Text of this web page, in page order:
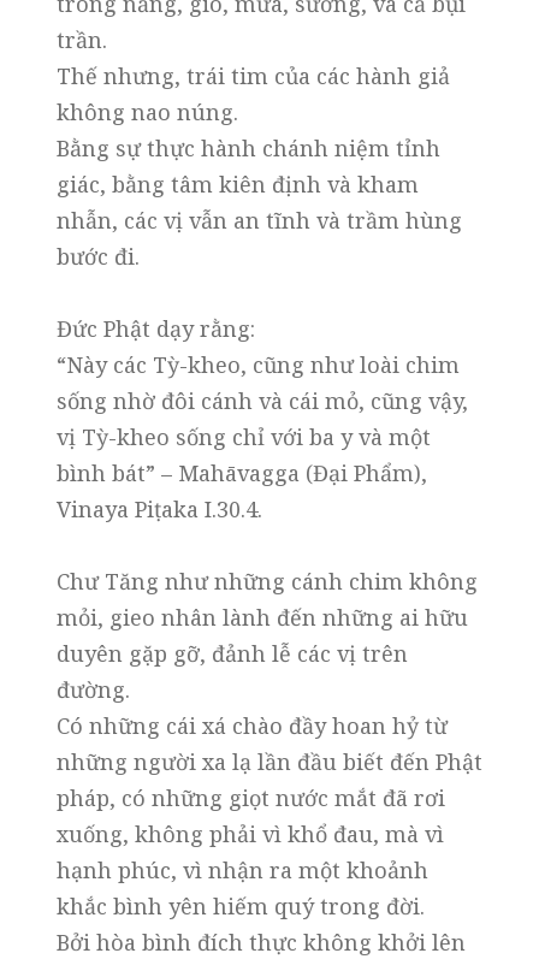
trần.
Thế nhưng, trái tim của các hành giả
không nao núng.
Bằng sự thực hành chánh niệm tỉnh
giác, bằng tâm kiên định và kham
nhẫn, các vị vẫn an tĩnh và trầm hùng
bước đi.
Đức Phật dạy rằng:
“Này các Tỳ-kheo, cũng như loài chim
sống nhờ đôi cánh và cái mỏ, cũng vậy,
vị Tỳ-kheo sống chỉ với ba y và một
bình bát” – Mahāvagga (Đại Phẩm),
Vinaya Piṭaka I.30.4.
Chư Tăng như những cánh chim không
mỏi, gieo nhân lành đến những ai hữu
duyên gặp gỡ, đảnh lễ các vị trên
đường.
Có những cái xá chào đầy hoan hỷ từ
những người xa lạ lần đầu biết đến Phật
pháp, có những giọt nước mắt đã rơi
xuống, không phải vì khổ đau, mà vì
hạnh phúc, vì nhận ra một khoảnh
khắc bình yên hiếm quý trong đời.
Bởi hòa bình đích thực không khởi lên